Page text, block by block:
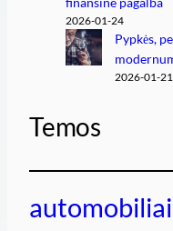
2026-01-24
Pypkės,
2026-01-21
Temos
automobiliai